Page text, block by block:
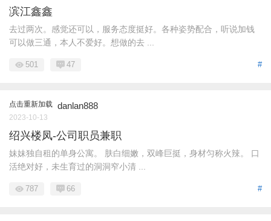
滨江鑫鑫
去过两次。感觉还可以，服务态度挺好。各种姿势配合，听说加钱
可以做三通，本人不爱好。想做的去 ...
#
501 47
点击重新加载 danlan888
2023-10-13
绍兴楼凤-公司职员兼职
妹妹独自租的单身公寓。 肤白细嫩，双峰巨挺，身材匀称火辣。 口
活绝对好，未生育过的洞洞窄小清 ...
#
787 66